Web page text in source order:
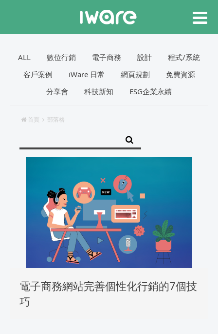
ALL 數位行銷 電子商務 設計
程式/系統
客戶案例
iWare 日常 網頁規劃
免費資源
分享會
科技新知 ESG企業永續
首頁 部落格
電子商務網站完善個性化行銷的7個技
巧